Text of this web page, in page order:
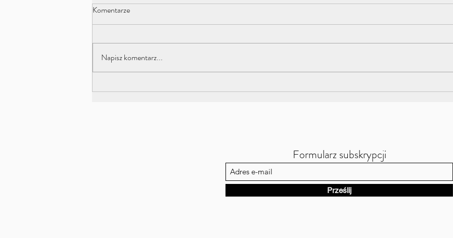
Komentarze
Napisz komentarz...
Formularz subskrypcji
Prześlij